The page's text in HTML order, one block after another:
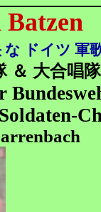
な ドイツ 軍
＆ 大合唱隊